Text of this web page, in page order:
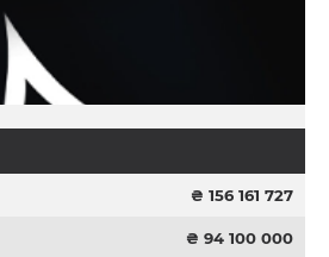
₴ 156 161 727
₴ 94 100 000